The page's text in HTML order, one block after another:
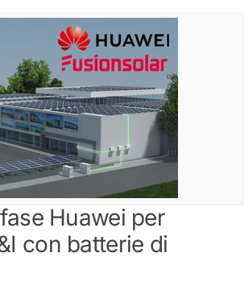
Huawei per
con batterie di